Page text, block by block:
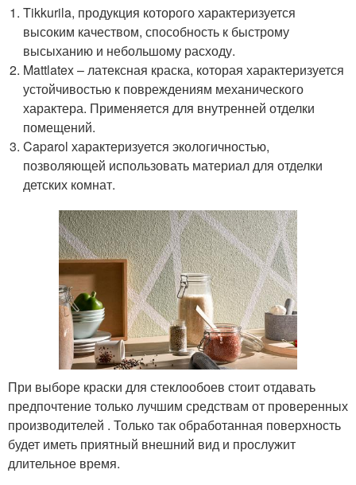
Tikkurila, продукция которого характеризуется
высоким качеством, способность к быстрому
высыханию и небольшому расходу.
Mattlatex – латексная краска, которая характеризуется
устойчивостью к повреждениям механического
характера. Применяется для внутренней отделки
помещений.
Caparol характеризуется экологичностью,
позволяющей использовать материал для отделки
детских комнат.
При выборе краски для стеклообоев стоит отдавать
предпочтение только лучшим средствам от проверенных
производителей . Только так обработанная поверхность
будет иметь приятный внешний вид и прослужит
длительное время.